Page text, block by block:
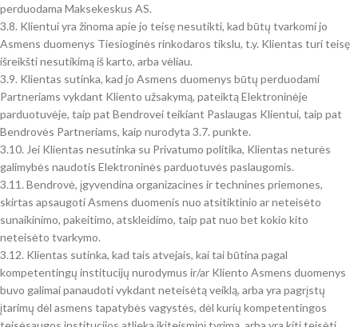
perduodama Maksekeskus AS.
3.8. Klientui yra žinoma apie jo teisę nesutikti, kad būtų tvarkomi jo
Asmens duomenys Tiesioginės rinkodaros tikslu, t.y. Klientas turi teisę
išreikšti nesutikimą iš karto, arba vėliau.
3.9. Klientas sutinka, kad jo Asmens duomenys būtų perduodami
Partneriams vykdant Kliento užsakymą, pateiktą Elektroninėje
parduotuvėje, taip pat Bendrovei teikiant Paslaugas Klientui, taip pat
Bendrovės Partneriams, kaip nurodyta 3.7. punkte.
3.10. Jei Klientas nesutinka su Privatumo politika, Klientas neturės
galimybės naudotis Elektroninės parduotuvės paslaugomis.
3.11. Bendrovė, įgyvendina organizacines ir technines priemones,
skirtas apsaugoti Asmens duomenis nuo atsitiktinio ar neteisėto
sunaikinimo, pakeitimo, atskleidimo, taip pat nuo bet kokio kito
neteisėto tvarkymo.
3.12. Klientas sutinka, kad tais atvejais, kai tai būtina pagal
kompetentingų institucijų nurodymus ir/ar Kliento Asmens duomenys
buvo galimai panaudoti vykdant neteisėtą veiklą, arba yra pagrįstų
įtarimų dėl asmens tapatybės vagystės, dėl kurių kompetentingos